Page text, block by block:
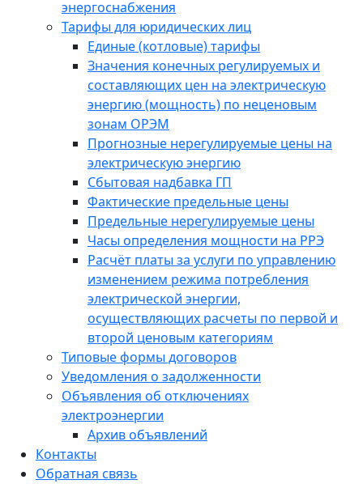
энергоснабжения
Тарифы для юридических лиц
Единые (котловые) тарифы
Значения конечных регулируемых и
составляющих цен на электрическую
энергию (мощность) по неценовым
зонам ОРЭМ
Прогнозные нерегулируемые цены на
электрическую энергию
Сбытовая надбавка ГП
Фактические предельные цены
Предельные нерегулируемые цены
Часы определения мощности на РРЭ
Расчёт платы за услуги по управлению
изменением режима потребления
электрической энергии,
осуществляющих расчеты по первой и
второй ценовым категориям
Типовые формы договоров
Уведомления о задолженности
Объявления об отключениях
электроэнергии
Архив объявлений
Контакты
Обратная связь